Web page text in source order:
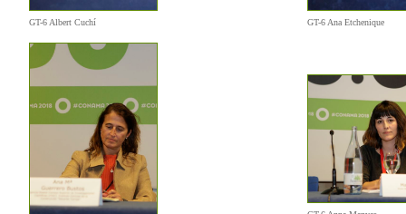
GT-6 Albert Cuchí GT-6 Ana Etchenique